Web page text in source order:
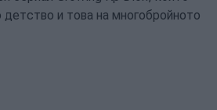
и това на многобройното